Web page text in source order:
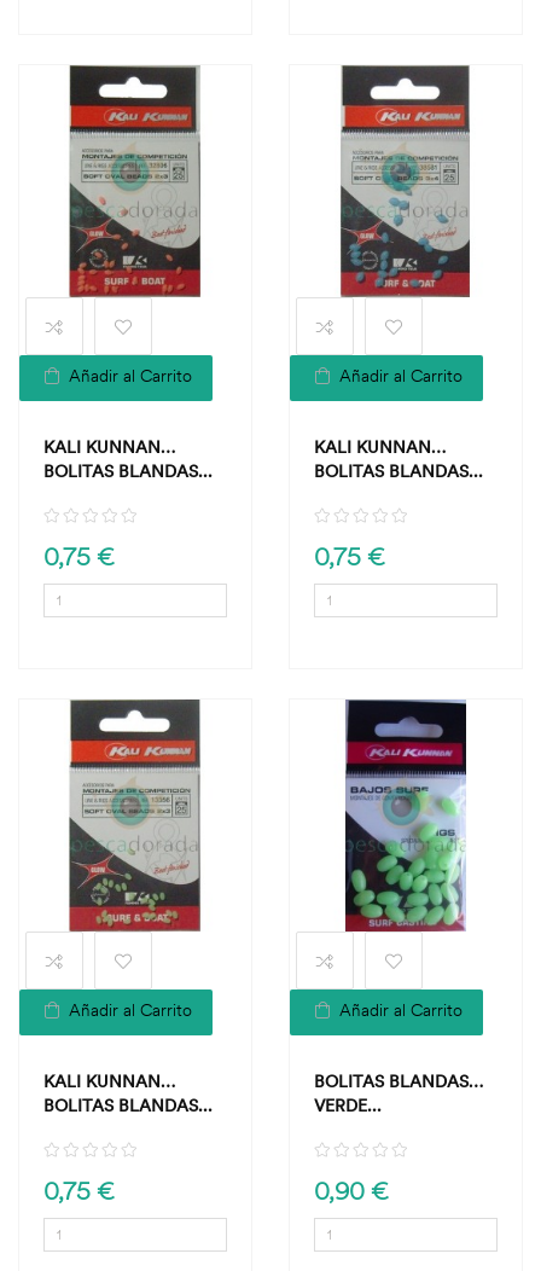
Añadir al Carrito
KALI KUNNAN
BOLITAS BLANDAS...
0,75 €
Añadir al Carrito
KALI KUNNAN
BOLITAS BLANDAS...
0,75 €
Añadir al Carrito
KALI KUNNAN
BOLITAS BLANDAS...
0,75 €
Añadir al Carrito
BOLITAS BLANDAS
VERDE...
0,90 €